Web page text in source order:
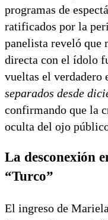
programas de
ratificados por la
panelista reveló que
directa con el ídolo
vueltas el verdadero
separados desde
confirmando que la
oculta del ojo
La desconexión
“Turco”
El ingreso de